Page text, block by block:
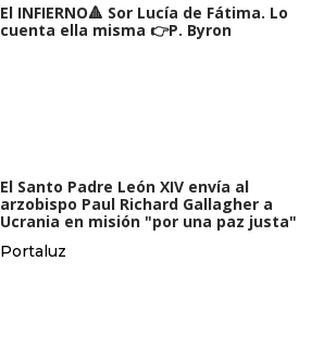
El INFIERNO🔺 Sor Lucía de Fátima. Lo
cuenta ella misma 👉P. Byron
El Santo Padre León XIV envía al
arzobispo Paul Richard Gallagher a
Ucrania en misión "por una paz justa"
Portaluz